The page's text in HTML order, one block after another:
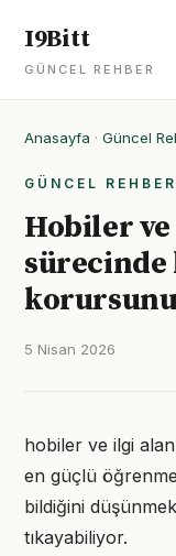
I9Bitt
GÜNCEL REHBER
Anasayfa · Güncel
GÜNCEL REHBER
Hobiler
sürecinde
5 Nisan 2026
hobiler ve ilgi
en güçlü
bildiğini
tıkayabiliyor.